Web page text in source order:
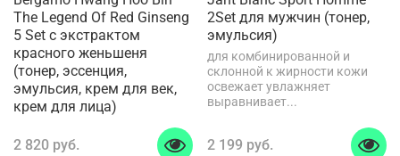
The Legend Of Red Ginseng
5 Set с экстрактом
красного женьшеня
(тонер, эссенция,
эмульсия, крем для век,
крем для лица)
2 820 руб.
2Set для мужчин (тонер,
эмульсия)
для комбинированной и
склонной к жирности кожи
освежает увлажняет
выравнивает...
2 199 руб.